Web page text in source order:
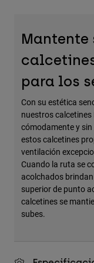
Ver Todo
Bolsas y Mochilas
Ver todo
Mantente
para los
Con su estética
nuestros
cómodamente y
estos calcetines
ventilación
Cuando la ruta se
acolchados
superior de punto
calcetines se
subes.